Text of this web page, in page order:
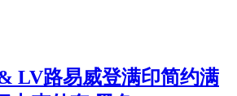
LV路易威登满印简约满